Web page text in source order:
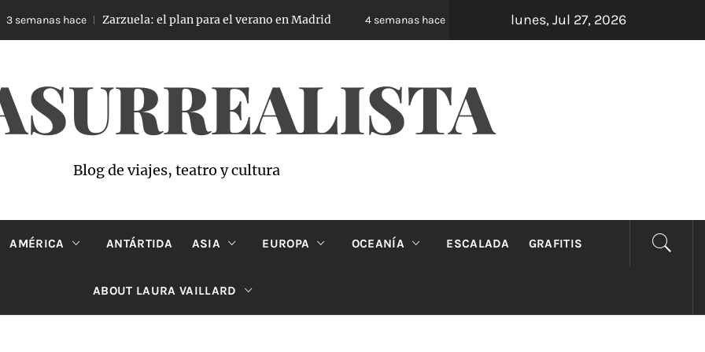
hace Zarzuela: el plan para el verano en Madrid 4 semanas hace Oveja Negra: el unipersonal que se ríe de los
lunes, Jul 27, 2026
Blog de viajes, teatro y cultura
AMÉRICA ANTÁRTIDA ASIA EUROPA OCEANÍA ESCALADA GRAFITIS
ABOUT LAURA VAILLARD